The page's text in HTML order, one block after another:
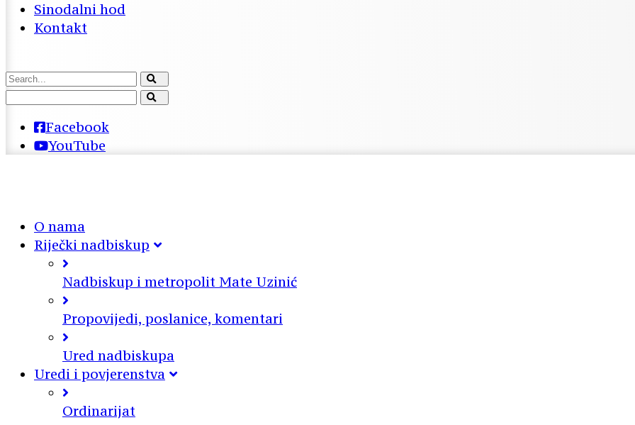
Sinodalni hod
Kontakt
Facebook
YouTube
O nama
Riječki nadbiskup
Nadbiskup i metropolit Mate Uzinić
Propovijedi, poslanice, komentari
Ured nadbiskupa
Uredi i povjerenstva
Ordinarijat